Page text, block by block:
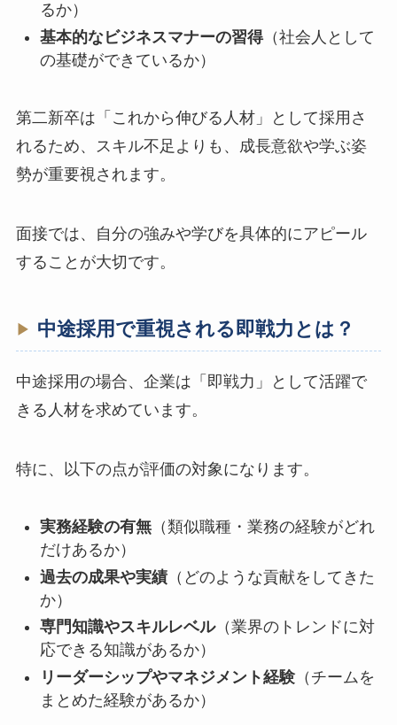
るか）
基本的なビジネスマナーの習得（社会人として
の基礎ができているか）
第二新卒は「これから伸びる人材」として採用さ
れるため、スキル不足よりも、成長意欲や学ぶ姿
勢が重要視されます。
面接では、自分の強みや学びを具体的にアピール
することが大切です。
中途採用で重視される即戦力とは？
中途採用の場合、企業は「即戦力」として活躍で
きる人材を求めています。
特に、以下の点が評価の対象になります。
実務経験の有無（類似職種・業務の経験がどれ
だけあるか）
過去の成果や実績（どのような貢献をしてきた
か）
専門知識やスキルレベル（業界のトレンドに対
応できる知識があるか）
リーダーシップやマネジメント経験（チームを
まとめた経験があるか）